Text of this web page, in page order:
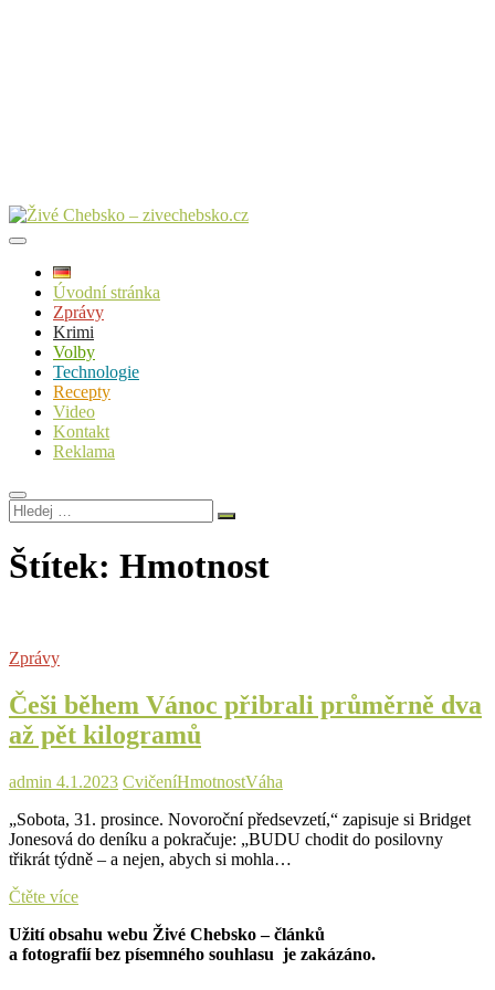
Úvodní stránka
Zprávy
Krimi
Volby
Technologie
Recepty
Video
Kontakt
Reklama
Hledej
…
Štítek: Hmotnost
Zprávy
Češi během Vánoc přibrali průměrně dva
až pět kilogramů
admin 4.1.2023 CvičeníHmotnostVáha
„Sobota, 31. prosince. Novoroční předsevzetí,“ zapisuje si Bridget
Jonesová do deníku a pokračuje: „BUDU chodit do posilovny
třikrát týdně – a nejen, abych si mohla…
Čtěte víceČeši
Vánoc
přibrali
Užití obsahu webu Živé Chebsko – článků
a fotografií bez písemného souhlasu je zakázáno.